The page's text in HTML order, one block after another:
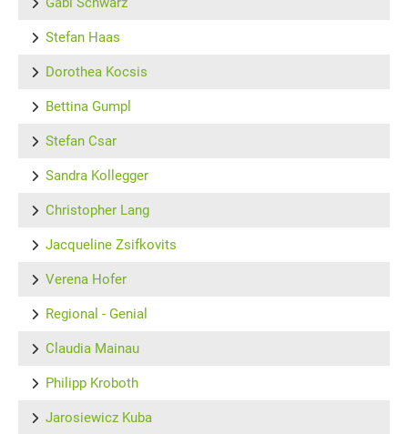
Stefan Haas
Dorothea Kocsis
Bettina Gumpl
Stefan Csar
Sandra Kollegger
Christopher Lang
Jacqueline Zsifkovits
Verena Hofer
Regional - Genial
Claudia Mainau
Philipp Kroboth
Jarosiewicz Kuba